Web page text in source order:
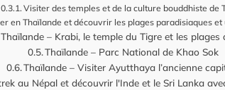
Visiter des temples et de la culture bouddhiste de
en Thaïlande et découvrir les plages paradisiaques
Thaïlande – Krabi, le temple du Tigre et les plages
Thaïlande – Parc National de Khao Sok
Thaïlande – Visiter Ayutthaya l’ancienne
au Népal et découvrir l'Inde et le Sri Lanka